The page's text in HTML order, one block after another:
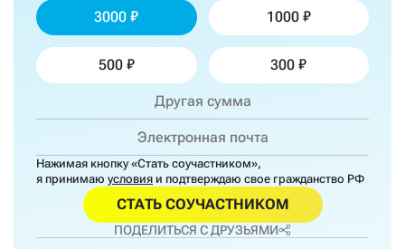
3000 1000
500 300
Нажимая кнопку «Стать соучастником»,
я принимаю условия и подтверждаю свое гражданство РФ
СТАТЬ СОУЧАСТНИКОМ
ПОДЕЛИТЬСЯ С ДРУЗЬЯМИ